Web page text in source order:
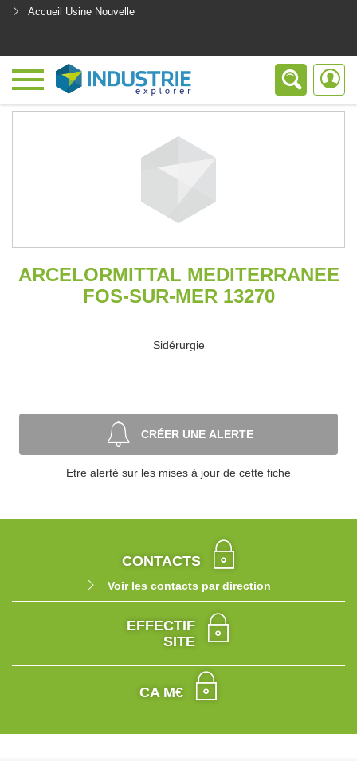
Accueil Usine Nouvelle
ARCELORMITTAL MEDITERRANEE
FOS-SUR-MER 13270
Sidérurgie
CRÉER UNE ALERTE
Etre alerté sur les mises à jour de cette fiche
CONTACTS
Voir les contacts par direction
EFFECTIF
SITE
CA M€